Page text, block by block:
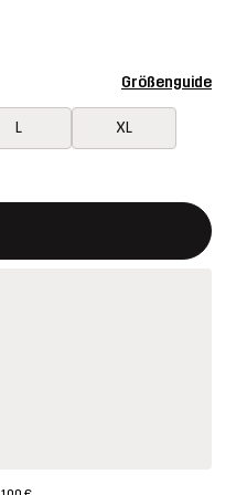
Größenguide
L XL
Artikel in den Warenkorb.